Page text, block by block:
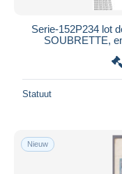
Serie-152P234 lot
SOUBRETTE,
Statuut
Nieuw